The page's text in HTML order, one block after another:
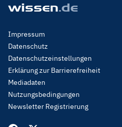
Footer
Menu
Legal
Impressum
Datenschutz
Datenschutzeinstellungen
Erklärung zur Barrierefreiheit
Mediadaten
Nutzungsbedingungen
Newsletter Registrierung